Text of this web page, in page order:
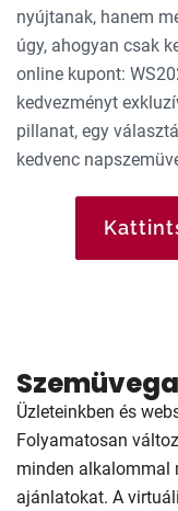
nyújtanak, hanem
úgy, ahogyan csak
online kupont:
kedvezményt
pillanat, egy
kedvenc
Üzleteinkben és
Folyamatosan
minden alkalommal
ajánlatokat. A